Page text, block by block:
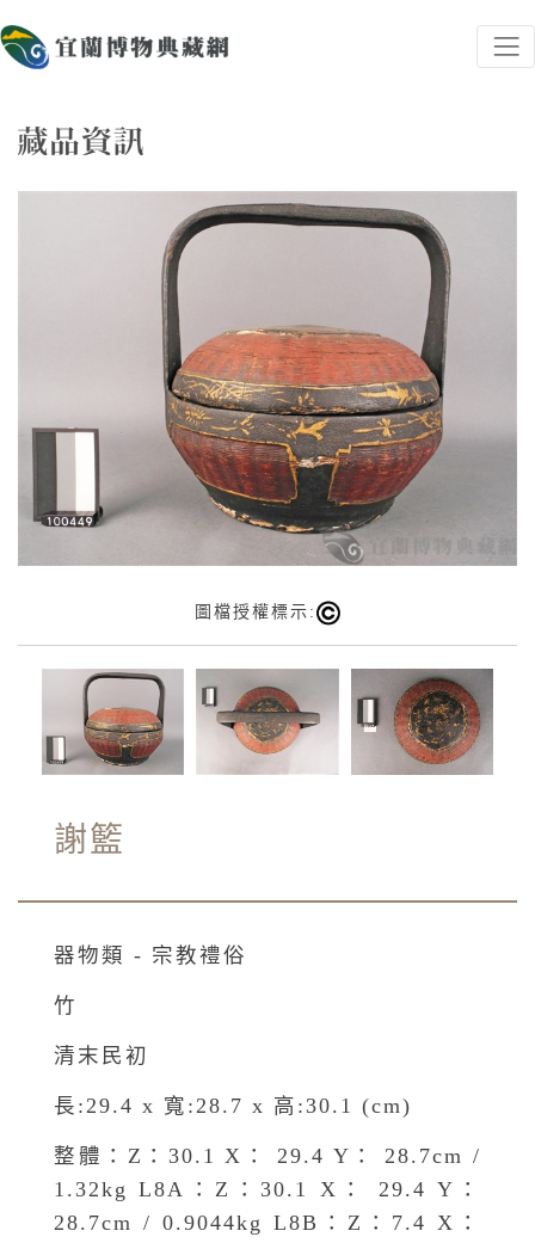
宜蘭博物典藏網
網頁導覽
圖檔授權標示:
謝籃
器物類 - 宗教禮俗
竹
清末民初
長:29.4 x 寬:28.7 x 高:30.1 (cm)
整體：Z：30.1 X： 29.4 Y： 28.7cm /
1.32kg L8A：Z：30.1 X： 29.4 Y：
28.7cm / 0.9044kg L8B：Z：7.4 X：